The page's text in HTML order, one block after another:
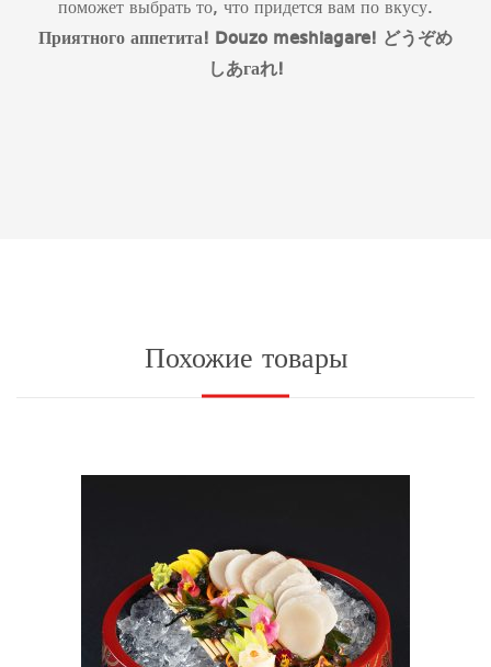
поможет выбрать то, что придется вам по вкусу.
Приятного аппетита!
Douzo meshiagare! どうぞめ
しあгаれ!
Похожие товары